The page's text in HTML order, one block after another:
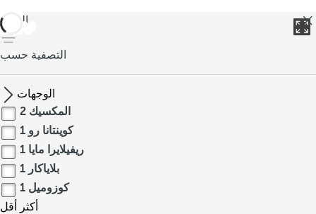
العودة
التصفية حسب
الوجهات
المكسيك 2
كوينتانا رو 1
ريفيلايرا مايا 1
بلاياكار 1
كوزوميل 1
أكثر
أقل